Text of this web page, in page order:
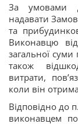
За умовами
надавати
та
Виконавцю
загальної
також
витрати,
коли він
Відповідно до
виконавцем